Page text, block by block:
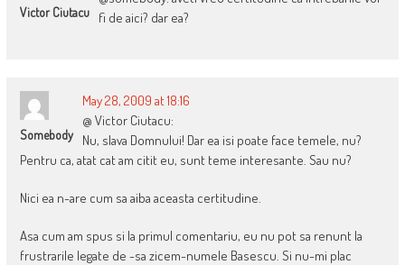
Victor Ciutacu
fi de aici? dar ea?
Somebody
May 28, 2009 at 18:16
@ Victor Ciutacu:
Nu, slava Domnului! Dar ea isi poate face temele, nu?
Pentru ca, atat cat am citit eu, sunt teme interesante. Sau nu?
Nici ea n-are cum sa aiba aceasta certitudine.
Asa cum am spus si la primul comentariu, eu nu pot sa renunt la
frustrarile legate de -sa zicem-numele Basescu. Si nu-mi plac